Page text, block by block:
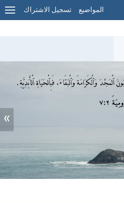
المواضيع تسجيل الاشتراك
»